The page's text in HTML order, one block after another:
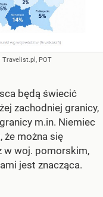
Travelist.pl, POT
będą świecić
zachodniej granicy,
m.in. Niemiec
że można się
w woj. pomorskim,
jest znacząca.